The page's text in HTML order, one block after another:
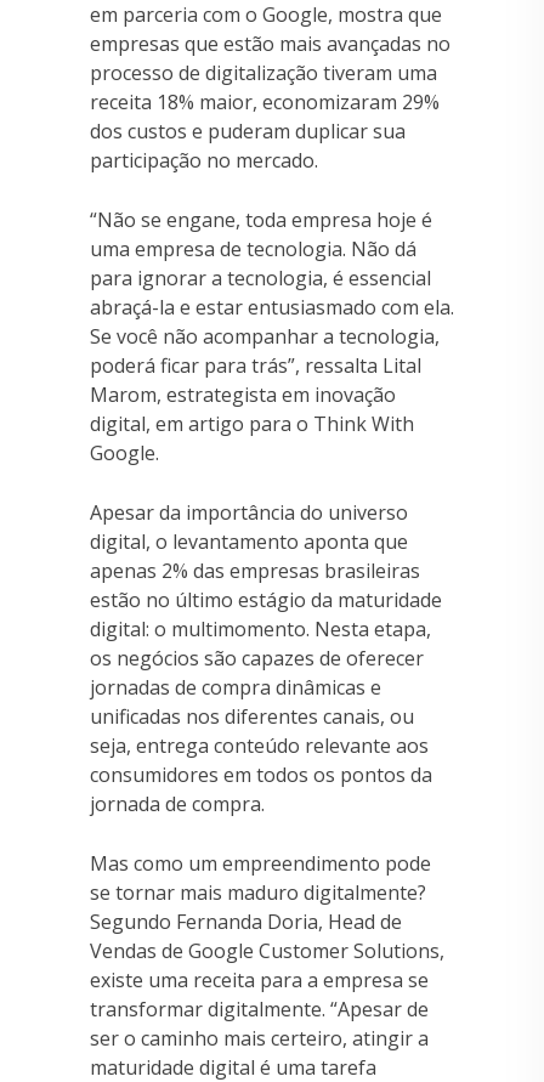
em parceria com o Google, mostra que
empresas que estão mais avançadas no
processo de digitalização tiveram uma
receita 18% maior, economizaram 29%
dos custos e puderam duplicar sua
participação no mercado.
“Não se engane, toda empresa hoje é
uma empresa de tecnologia. Não dá
para ignorar a tecnologia, é essencial
abraçá-la e estar entusiasmado com ela.
Se você não acompanhar a tecnologia,
poderá ficar para trás”, ressalta Lital
Marom, estrategista em inovação
digital, em artigo para o Think With
Google.
Apesar da importância do universo
digital, o levantamento aponta que
apenas 2% das empresas brasileiras
estão no último estágio da maturidade
digital: o multimomento. Nesta etapa,
os negócios são capazes de oferecer
jornadas de compra dinâmicas e
unificadas nos diferentes canais, ou
seja, entrega conteúdo relevante aos
consumidores em todos os pontos da
jornada de compra.
Mas como um empreendimento pode
se tornar mais maduro digitalmente?
Segundo Fernanda Doria, Head de
Vendas de Google Customer Solutions,
existe uma receita para a empresa se
transformar digitalmente. “Apesar de
ser o caminho mais certeiro, atingir a
maturidade digital é uma tarefa